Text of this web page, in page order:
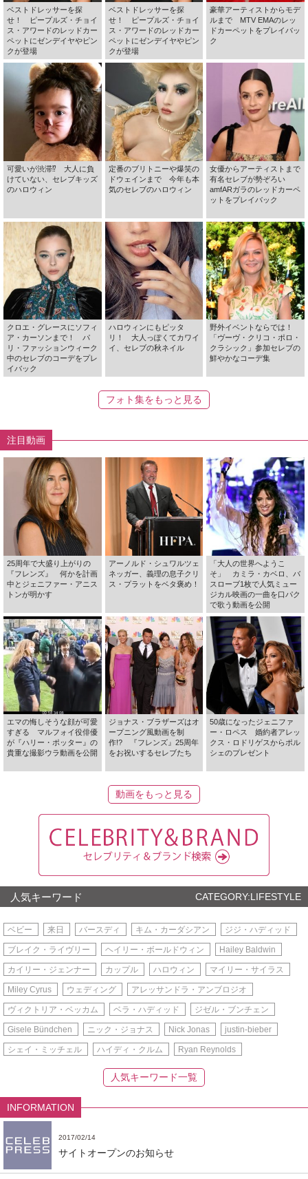
ベストドレッサーを探
せ！ ピープルズ・チョイ
ス・アワードのレッドカー
ペットにゼンデイヤやピン
クが登場
ベストドレッサーを探
せ！ ピープルズ・チョイ
ス・アワードのレッドカー
ペットにゼンデイヤやピン
クが登場
豪華アーティストからモデ
ルまで MTV EMAのレッ
ドカーペットをプレイバッ
ク
可愛いが渋滞⁉ 大人に負
けていない、セレブキッズ
のハロウィン
定番のブリトニーや爆笑の
ドウェインまで 今年も本
気のセレブのハロウィン
女優からアーティストまで
有名セレブが勢ぞろい
amfARガラのレッドカーペ
ットをプレイバック
クロエ・グレースにソフィ
ア・カーソンまで！ パ
リ・ファッションウィーク
中のセレブのコーデをプレ
イバック
ハロウィンにもピッタ
リ！ 大人っぽくてカワイ
イ、セレブの秋ネイル
野外イベントならでは！
「ヴーヴ・クリコ・ポロ・
クラシック」参加セレブの
鮮やかなコーデ集
フォト集をもっと見る
注目動画
25周年で大盛り上がりの
『フレンズ』 何かを計画
中とジェニファー・アニス
トンが明かす
アーノルド・シュワルツェ
ネッガー、義理の息子クリ
ス・プラットをベタ褒め！
「大人の世界へようこ
そ」 カミラ・カベロ、バ
スローブ1枚で人気ミュー
ジカル映画の一曲を口パク
で歌う動画を公開
エマの悔しそうな顔が可愛
すぎる マルフォイ役俳優
が『ハリー・ポッター』の
貴重な撮影ウラ動画を公開
ジョナス・ブラザーズはオ
ープニング風動画を制
作!? 『フレンズ』25周年
をお祝いするセレブたち
50歳になったジェニファ
ー・ロペス 婚約者アレッ
クス・ロドリゲスからポル
シェのプレゼント
動画をもっと見る
人気キーワード CATEGORY:LIFESTYLE
ベビー 来日 バースディ キム・カーダシアン ジジ・ハディッド
ブレイク・ライヴリー ヘイリー・ボールドウィン Hailey Baldwin
カイリー・ジェンナー カップル ハロウィン マイリー・サイラス
Miley Cyrus ウェディング アレッサンドラ・アンブロジオ
ヴィクトリア・ベッカム ベラ・ハディッド ジゼル・ブンチェン
Gisele Bündchen ニック・ジョナス Nick Jonas justin-bieber
シェイ・ミッチェル ハイディ・クルム Ryan Reynolds
人気キーワード一覧
INFORMATION
2017/02/14
サイトオープンのお知らせ